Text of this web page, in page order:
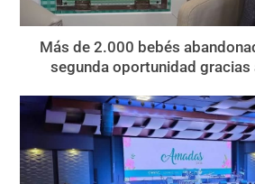
Más de 2.000 bebés
segunda oportunidad gracias